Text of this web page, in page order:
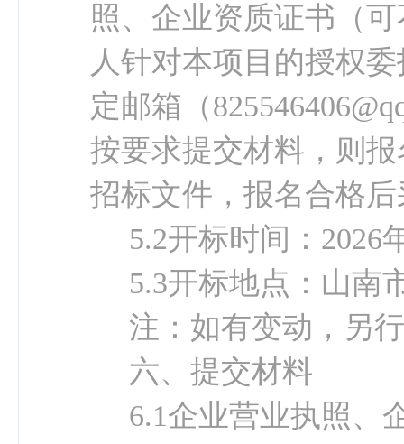
照、企业资质证书 （可
人针对本项目的授权
定邮箱（
按要求提交材料，则
招标文件，报名合格
5.2开标时间： 2026
5.3开标地点： 山南
注：如有变动，另
六、提交材料
6.1企业营业执照、